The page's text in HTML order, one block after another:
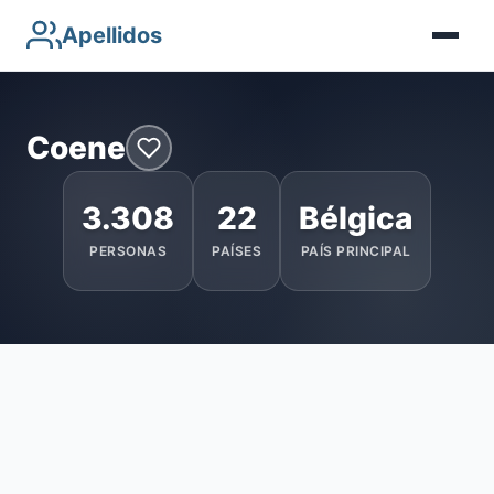
Apellidos
Coene
3.308
PERSONAS
22
PAÍSES
Bélgica
PAÍS PRINCIPAL